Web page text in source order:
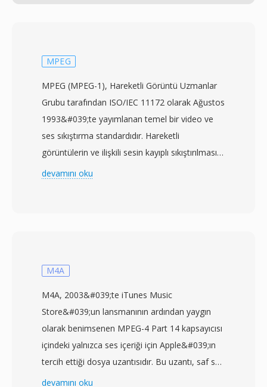
MPEG
MPEG (MPEG-1), Hareketli Görüntü Uzmanlar
Grubu tarafından ISO/IEC 11172 olarak Ağustos
1993&#039;te yayımlanan temel bir video ve
ses sıkıştırma standardıdır. Hareketli
görüntülerin ve ilişkili sesin kayıplı sıkıştırılması
için i̇lk uluslararası standart olup sonraki
kodlamanın birleşimiyle I-kareler (kare içi
(çift yönlü tahminli) olmak üzere üç kare türü
etrafında organize edilir. Standart, SIF
çözünürlükte (NTSC için 352x240) VHS kaset
kalitesine eşdeğer görüntü üreterek ses ve
video için birleşik yaklaşık 1,5 Mbps bit hızını
devamını oku
M4A
M4A, 2003&#039;te iTunes Music
Store&#039;un lansmanının ardından yaygın
olarak benimsenen MPEG-4 Part 14 kapsayıcısı
içindeki yalnızca ses içeriği için Apple&#039;ın
tercih ettiği dosya uzantısıdır. Bu uzantı, saf ses
akışlarını video destekli MP4 dosyalarından
devamını oku